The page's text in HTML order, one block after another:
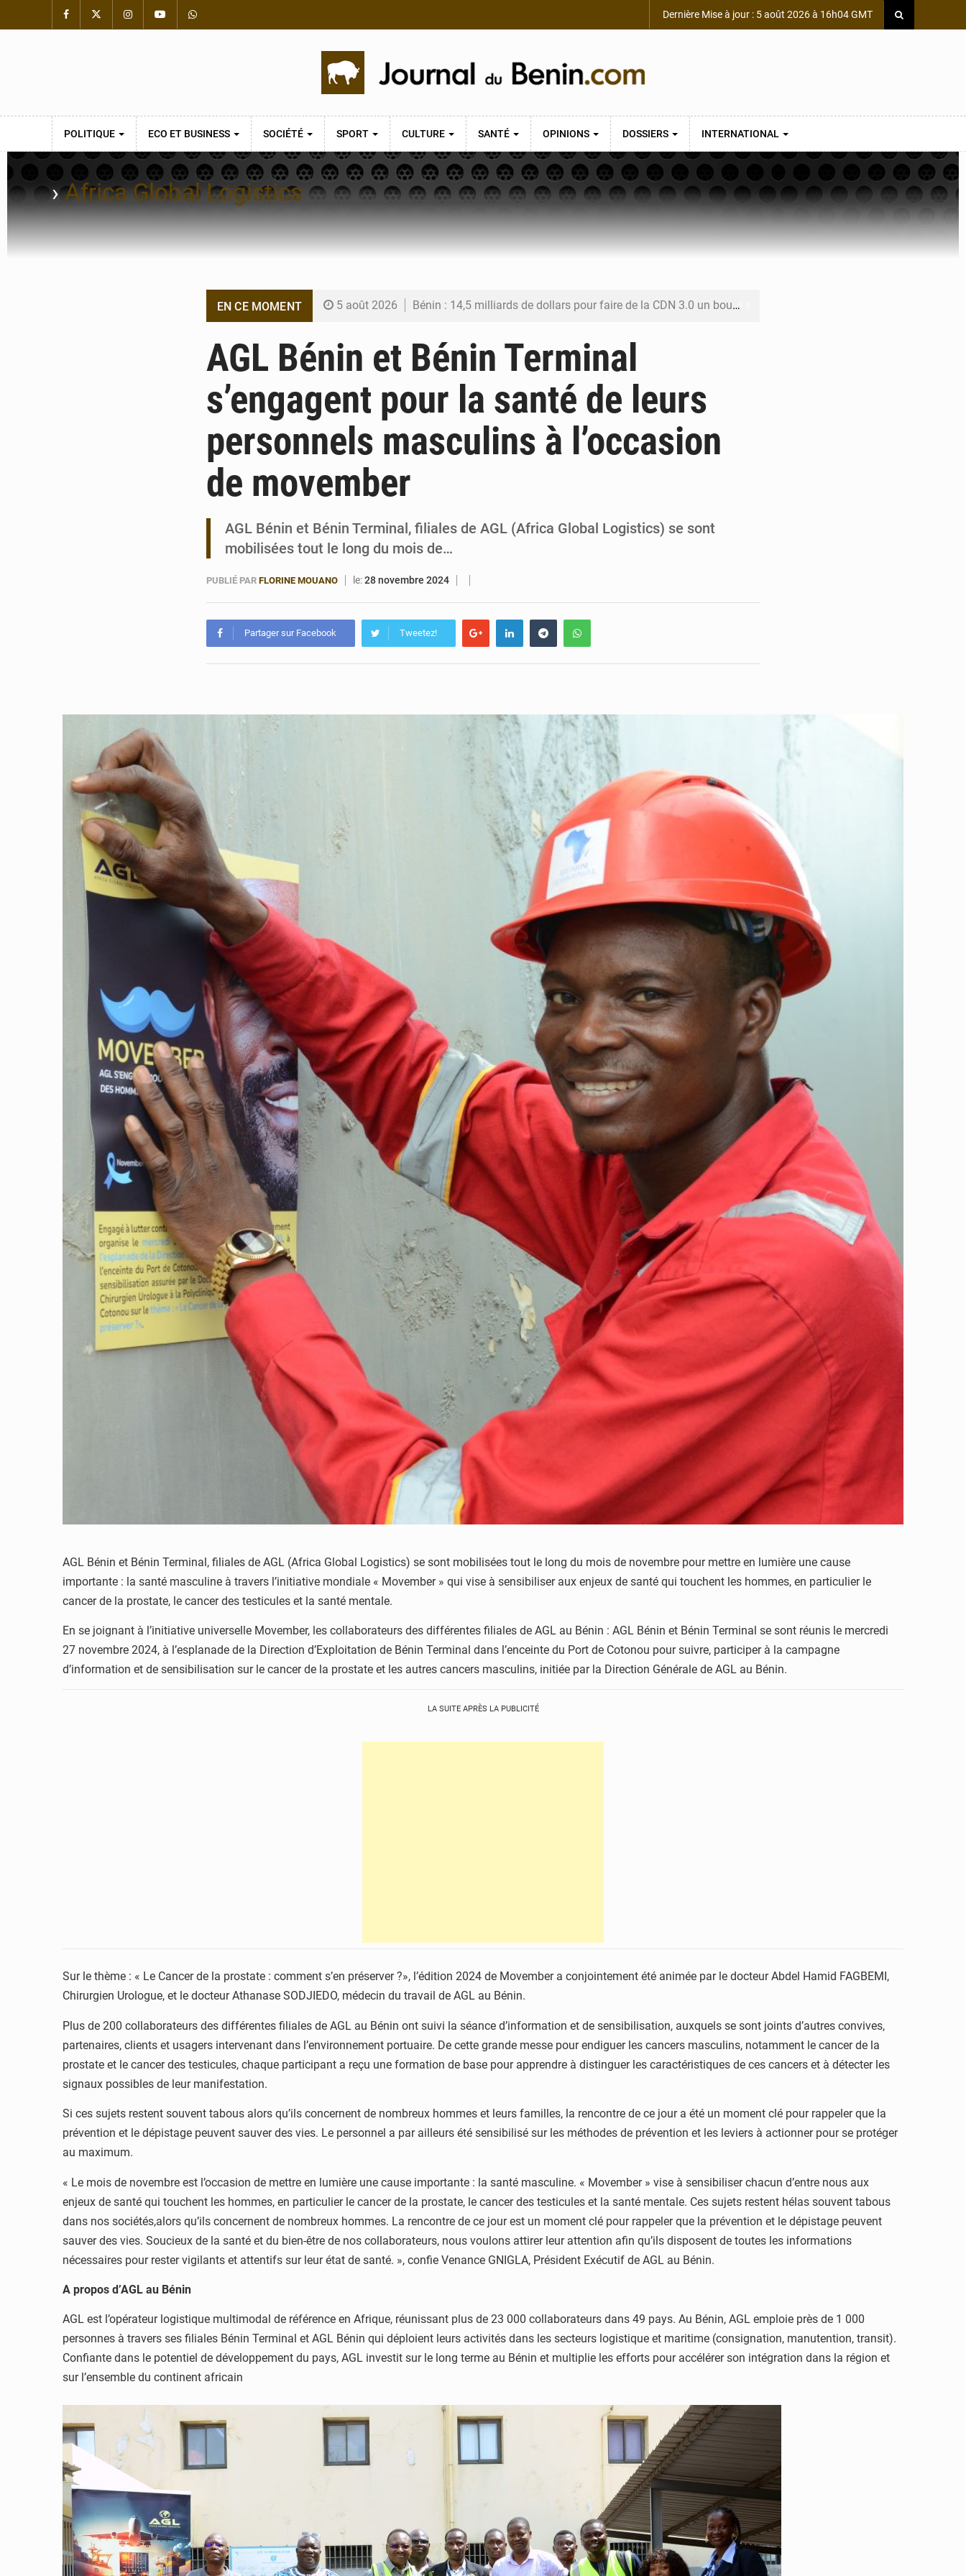
Dernière Mise à jour : 5 août 2026 à 16h04 GMT
POLITIQUE ECO ET BUSINESS SOCIÉTÉ SPORT CULTURE SANTÉ OPINIONS DOSSIERS INTERNATIONAL
›Africa Global Logistics
EN CE MOMENT 5 août 2026 Bénin : 14,5 milliards de dollars pour faire de la CDN 3.0 un bouclier économique
4 août 2026 FÉBÉBOXE : la gouvernance, premier combat de la mandature 2026-2030
3 août 2026 Valse des entraîneurs en Première Division béninoise
3 août 2026 Noyade tragique à Kalalé : 2 enfants perdent la vie à Gawézi
AGL Bénin et Bénin Terminal
s’engagent pour la santé de leurs
personnels masculins à l’occasion
de movember
AGL Bénin et Bénin Terminal, filiales de AGL (Africa Global Logistics) se sont
mobilisées tout le long du mois de…
PUBLIÉ PAR FLORINE MOUANO le:28 novembre 2024
Partager sur Facebook Tweetez!
AGL Bénin et Bénin Terminal, filiales de AGL (Africa Global Logistics) se sont mobilisées tout le long du mois de novembre pour mettre en lumière une cause
importante : la santé masculine à travers l’initiative mondiale « Movember » qui vise à sensibiliser aux enjeux de santé qui touchent les hommes, en particulier le
cancer de la prostate, le cancer des testicules et la santé mentale.
En se joignant à l’initiative universelle Movember, les collaborateurs des différentes filiales de AGL au Bénin : AGL Bénin et Bénin Terminal se sont réunis le mercredi
27 novembre 2024, à l’esplanade de la Direction d’Exploitation de Bénin Terminal dans l’enceinte du Port de Cotonou pour suivre, participer à la campagne
d’information et de sensibilisation sur le cancer de la prostate et les autres cancers masculins, initiée par la Direction Générale de AGL au Bénin.
LA SUITE APRÈS LA PUBLICITÉ
Sur le thème : « Le Cancer de la prostate : comment s’en préserver ?», l’édition 2024 de Movember a conjointement été animée par le docteur Abdel Hamid FAGBEMI,
Chirurgien Urologue, et le docteur Athanase SODJIEDO, médecin du travail de AGL au Bénin.
Plus de 200 collaborateurs des différentes filiales de AGL au Bénin ont suivi la séance d’information et de sensibilisation, auxquels se sont joints d’autres convives,
partenaires, clients et usagers intervenant dans l’environnement portuaire. De cette grande messe pour endiguer les cancers masculins, notamment le cancer de la
prostate et le cancer des testicules, chaque participant a reçu une formation de base pour apprendre à distinguer les caractéristiques de ces cancers et à détecter les
signaux possibles de leur manifestation.
Si ces sujets restent souvent tabous alors qu’ils concernent de nombreux hommes et leurs familles, la rencontre de ce jour a été un moment clé pour rappeler que la
prévention et le dépistage peuvent sauver des vies. Le personnel a par ailleurs été sensibilisé sur les méthodes de prévention et les leviers à actionner pour se protéger
au maximum.
« Le mois de novembre est l’occasion de mettre en lumière une cause importante : la santé masculine. « Movember » vise à sensibiliser chacun d’entre nous aux
enjeux de santé qui touchent les hommes, en particulier le cancer de la prostate, le cancer des testicules et la santé mentale. Ces sujets restent hélas souvent tabous
dans nos sociétés,alors qu’ils concernent de nombreux hommes. La rencontre de ce jour est un moment clé pour rappeler que la prévention et le dépistage peuvent
sauver des vies. Soucieux de la santé et du bien-être de nos collaborateurs, nous voulons attirer leur attention afin qu’ils disposent de toutes les informations
nécessaires pour rester vigilants et attentifs sur leur état de santé. », confie Venance GNIGLA, Président Exécutif de AGL au Bénin.
A propos d’AGL au Bénin
AGL est l’opérateur logistique multimodal de référence en Afrique, réunissant plus de 23 000 collaborateurs dans 49 pays. Au Bénin, AGL emploie près de 1 000
personnes à travers ses filiales Bénin Terminal et AGL Bénin qui déploient leurs activités dans les secteurs logistique et maritime (consignation, manutention, transit).
Confiante dans le potentiel de développement du pays, AGL investit sur le long terme au Bénin et multiplie les efforts pour accélérer son intégration dans la région et
sur l’ensemble du continent africain